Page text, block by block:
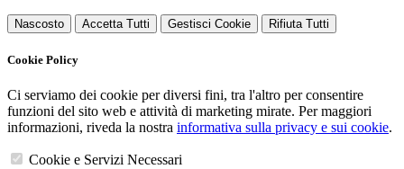
Nascosto Accetta Tutti Gestisci Cookie Rifiuta Tutti
Cookie Policy
Ci serviamo dei cookie per diversi fini, tra l'altro per consentire
funzioni del sito web e attività di marketing mirate. Per maggiori
informazioni, riveda la nostra informativa sulla privacy e sui cookie.
Cookie e Servizi Necessari